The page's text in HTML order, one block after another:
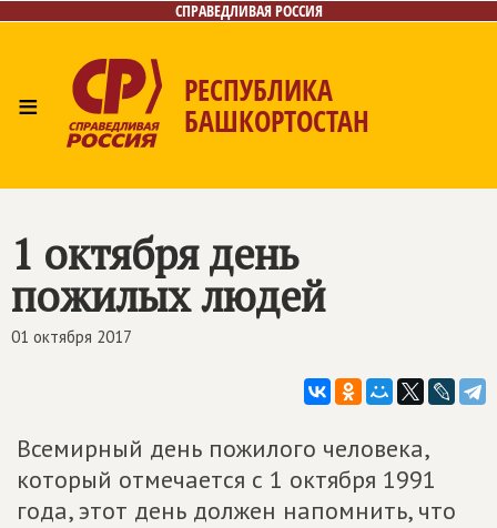
СПРАВЕДЛИВАЯ РОССИЯ
≡ РЕСПУБЛИКА
БАШКОРТОСТАН
1 октября день
пожилых людей
01 октября 2017
Всемирный день пожилого человека,
который отмечается с 1 октября 1991
года, этот день должен напомнить, что